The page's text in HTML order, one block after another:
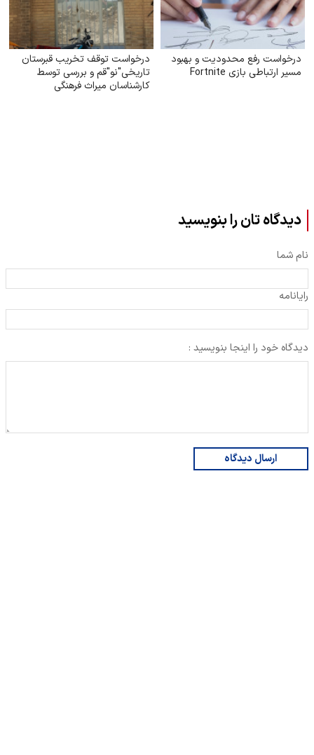
درخواست رفع محدودیت و بهبود
مسیر ارتباطی بازی Fortnite
درخواست توقف تخریب قبرستان
تاریخی"نو"قم و بررسی توسط
کارشناسان میراث فرهنگی
دیدگاه تان را بنویسید
نام شما
رایانامه
دیدگاه خود را اینجا بنویسید :
ارسال دیدگاه